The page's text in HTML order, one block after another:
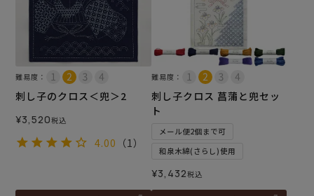
難易度：
刺し子のクロス＜兜＞2
¥3,520税込
4.00 （1）
難易度：
刺し子クロス 菖蒲と兜セッ
ト
メール便2個まで可
和泉木綿(さらし)使用
¥3,432税込